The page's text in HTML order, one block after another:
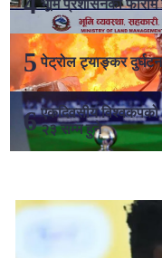
भूमि प्रशासनका
पेट्रोल ट्याङ्कर
एकदिवसीय विश्वकपको
२३ सम्म हुने